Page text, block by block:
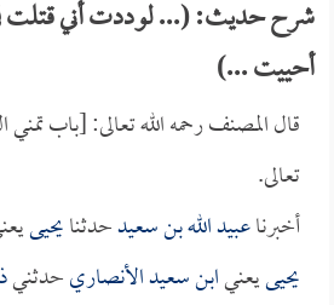
شرح حديث: (... لوددت أني قتلت
أحييت ...)
قال المصنف رحمه الله تعالى: [باب تمني
تعالى.
أخبرناعبيد الله بن سعيدحدثنايحيى
يحيىيعنيابن سعيد الأنصاريحدثني